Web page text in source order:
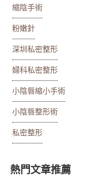
縮陰手術
粉嫩針
深圳私密整形
婦科私密整形
小陰唇縮小手術
小陰唇整形術
私密整形
熱門文章推薦